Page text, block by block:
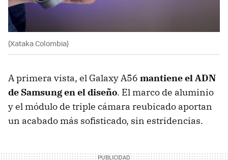
(Xataka Colombia)
A primera vista, el Galaxy A56 mantiene el ADN
de Samsung en el diseño. El marco de aluminio
y el módulo de triple cámara reubicado aportan
un acabado más sofisticado, sin estridencias.